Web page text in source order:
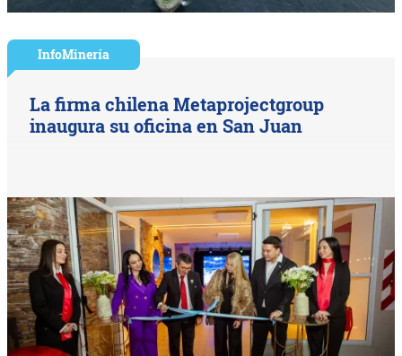
InfoMinería
La firma chilena Metaprojectgroup
inaugura su oficina en San Juan